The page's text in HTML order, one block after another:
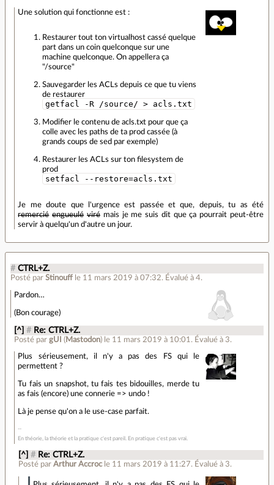
Une solution qui fonctionne est :
Restaurer tout ton virtualhost cassé quelque
part dans un coin quelconque sur une
machine quelconque. On appellera ça
"/source"
Sauvegarder les ACLs depuis ce que tu viens
de restaurer
getfacl -R /source/ > acls.txt
Modifier le contenu de acls.txt pour que ça
colle avec les paths de ta prod cassée (à
grands coups de sed par exemple)
Restaurer les ACLs sur ton filesystem de
prod
setfacl --restore=acls.txt
Je me doute que l'urgence est passée et que, depuis, tu as été
remercié engueulé virémais je me suis dit que ça pourrait peut-être
servir à quelqu'un d'autre un jour.
# CTRL+Z.
Posté par Stinouff le 11 mars 2019 à 07:32. Évalué à 4.
Pardon…
(Bon courage)
[^] # Re: CTRL+Z.
Posté pargUI ( Mastodon) le 11 mars 2019 à 10:01 . Évalué à 3.
Plus sérieusement, il n'y a pas des FS qui le
permettent ?
Tu fais un snapshot, tu fais tes bidouilles, merde tu
as fais (encore) une connerie => undo !
Là je pense qu'on a le use-case parfait.
En théorie, la théorie et la pratique c'est pareil. En pratique c'est pas vrai.
[^] # Re: CTRL+Z.
Posté par Arthur Accroc le 11 mars 2019 à 11:27. Évalué à 3.